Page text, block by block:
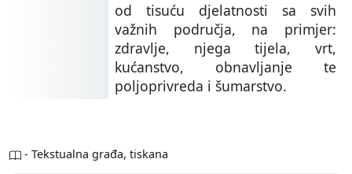
od tisuću djelatnosti sa svih
važnih područja, na primjer:
zdravlje, njega tijela, vrt,
kućanstvo, obnavljanje te
poljoprivreda i šumarstvo.
- Tekstualna građa, tiskana